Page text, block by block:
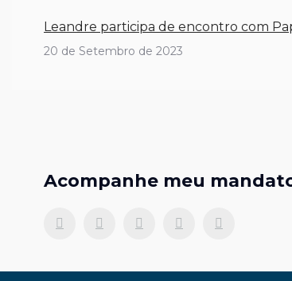
Leandre participa de encontro com
20 de Setembro de 2023
Acompanhe meu